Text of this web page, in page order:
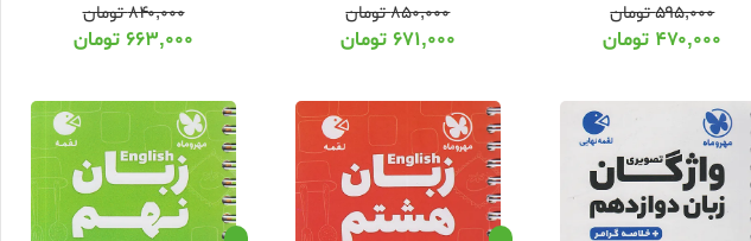
۵۹۵,۰۰۰تومان
۴۷۰,۰۰۰ تومان
۸۵۰,۰۰۰تومان
۶۷۱,۰۰۰ تومان
۸۴۰,۰۰۰تومان
۶۶۳,۰۰۰تومان